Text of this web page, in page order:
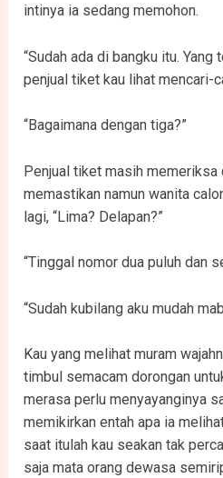
intinya ia sedang memohon.
“Sudah ada di bangku itu. Yang
penjual tiket kau lihat mencari-
“Bagaimana dengan tiga?”
Penjual tiket masih memeriksa
memastikan namun wanita
lagi, “Lima? Delapan?”
“Tinggal nomor dua puluh dan
“Sudah kubilang aku mudah
Kau yang melihat muram
timbul semacam dorongan
merasa perlu menyayanginya
memikirkan entah apa ia
saat itulah kau seakan tak
saja mata orang dewasa